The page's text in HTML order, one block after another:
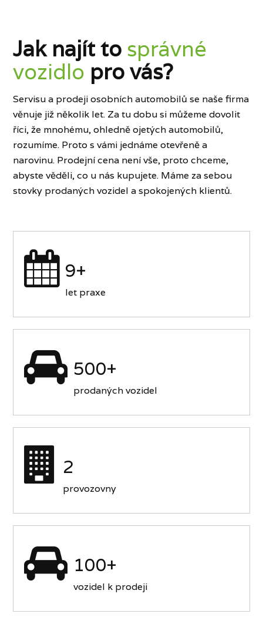
Jak najít to správné
vozidlo pro vás?
Servisu a prodeji osobních automobilů se naše firma
věnuje již několik let. Za tu dobu si můžeme dovolit
říci, že mnohému, ohledně ojetých automobilů,
rozumíme. Proto s vámi jednáme otevřeně a
narovinu. Prodejní cena není vše, proto chceme,
abyste věděli, co u nás kupujete. Máme za sebou
stovky prodaných vozidel a spokojených klientů.
9+
let praxe
500+
prodaných vozidel
2
provozovny
100+
vozidel k prodeji